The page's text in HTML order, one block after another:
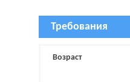
Требования
Возраст